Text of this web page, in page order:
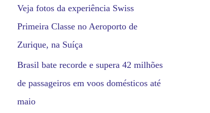
Veja fotos da experiência Swiss
Primeira Classe no Aeroporto de
Zurique, na Suíça
Brasil bate recorde e supera 42 milhões
de passageiros em voos domésticos até
maio